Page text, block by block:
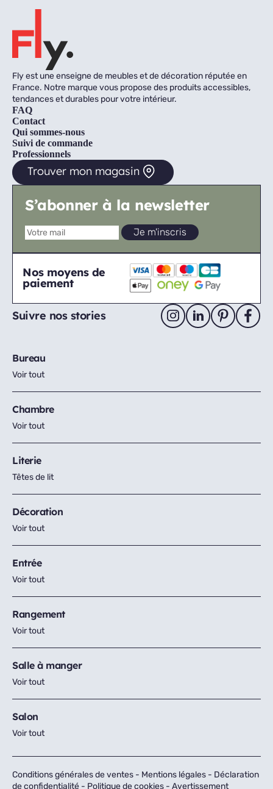
Fly est une enseigne de meubles et de décoration réputée en
France. Notre marque vous propose des produits accessibles,
tendances et durables pour votre intérieur.
FAQ
Contact
Qui sommes-nous
Suivi de commande
Professionnels
Trouver mon magasin
S’abonner à la newsletter
Nos moyens de
paiement
Suivre nos stories
Bureau
Voir tout
Chambre
Voir tout
Literie
Têtes de lit
Décoration
Voir tout
Entrée
Voir tout
Rangement
Voir tout
Salle à manger
Voir tout
Salon
Voir tout
Conditions générales de ventes - Mentions légales - Déclaration
de confidentialité - Politique de cookies - Avertissement